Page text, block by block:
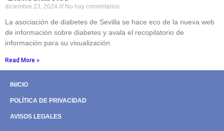
diciembre 23, 2024 No hay comentarios
La asociación de diabetes de Sevilla se hace eco de la nueva web
de información sobre diabetes y avala el recopilatorio de
información para su visualización
Read More »
INICIO
POLÍTICA DE PRIVACIDAD
AVISOS LEGALES